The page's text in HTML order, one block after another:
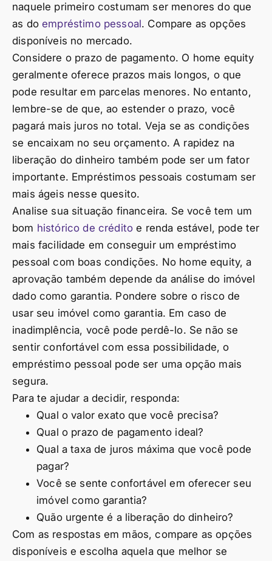
naquele primeiro costumam ser menores do que
as doempréstimo pessoal. Compare as opções
disponíveis no mercado.
Considere o prazo de pagamento. O home equity
geralmente oferece prazos mais longos, o que
pode resultar em parcelas menores. No entanto,
lembre-se de que, ao estender o prazo, você
pagará mais juros no total. Veja se as condições
se encaixam no seu orçamento. A rapidez na
liberação do dinheiro também pode ser um fator
importante. Empréstimos pessoais costumam ser
mais ágeis nesse quesito.
Analise sua situação financeira. Se você tem um
bom histórico de crédito e renda estável, pode ter
mais facilidade em conseguir um empréstimo
pessoal com boas condições. No home equity, a
aprovação também depende da análise do imóvel
dado como garantia. Pondere sobre o risco de
usar seu imóvel como garantia. Em caso de
inadimplência, você pode perdê-lo. Se não se
sentir confortável com essa possibilidade, o
empréstimo pessoal pode ser uma opção mais
segura.
Para te ajudar a decidir, responda:
Qual o valor exato que você precisa?
Qual o prazo de pagamento ideal?
Qual a taxa de juros máxima que você pode
pagar?
Você se sente confortável em oferecer seu
imóvel como garantia?
Quão urgente é a liberação do dinheiro?
Com as respostas em mãos, compare as opções
disponíveis e escolha aquela que melhor se